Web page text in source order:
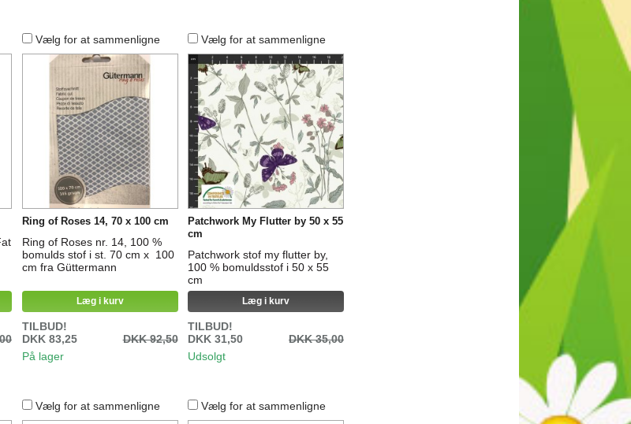
Vælg for at sammenligne
Ring of Roses 14, 70 x 100 cm
Ring of Roses nr. 14, 100 %
bomulds stof i st. 70 cm x 100
cm fra Güttermann
Læg i kurv
TILBUD!
DKK 83,25
DKK 92,50
På lager
Vælg for at sammenligne
Patchwork My Flutter by 50 x 55
cm
Patchwork stof my flutter by,
100 % bomuldsstof i 50 x 55
cm
Læg i kurv
TILBUD!
DKK 31,50
DKK 35,00
Udsolgt
Vælg for at sammenligne Vælg for at sammenligne